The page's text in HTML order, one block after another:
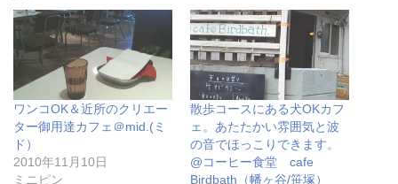
i
t
r
で
共
(
新
し
い
ィ
ン
で
共
有
す
る
に
は
リ
ッ
ク
し
く
だ
c
k
e
で
シ
ェ
ア
(
新
し
い
ワンコOK＆近所のクリエー
ター御用達カフェ＠mid.(ミ
ド）
2010年11月10日
ミニピン
散歩コースにある犬OKカフ
ェ。あたたかい雰囲気と波
の音でほっこりできます。
@コーヒー食堂 cafe
Birdbath（幡ヶ谷/笹塚）